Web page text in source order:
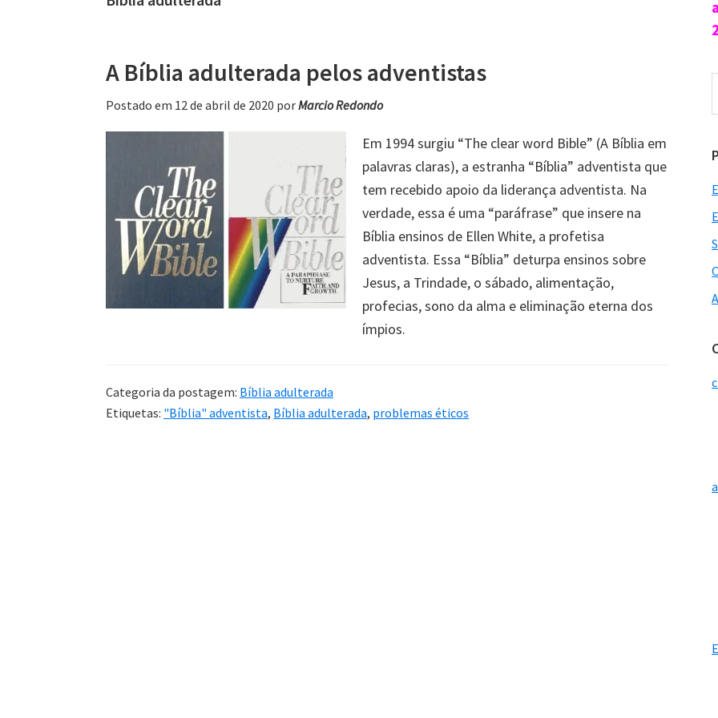
A Bíblia adulterada pelos adventistas
Postado em 12 de abril de 2020 porMarcio Redondo
Em 1994 surgiu “The clear word Bible” (A Bíblia em
palavras claras), a estranha “Bíblia” adventista que
tem recebido apoio da liderança adventista. Na
verdade, essa é uma “paráfrase” que insere na
Bíblia ensinos de Ellen White, a profetisa
adventista. Essa “Bíblia” deturpa ensinos sobre
Jesus, a Trindade, o sábado, alimentação,
profecias, sono da alma e eliminação eterna dos
ímpios.
Categoria da postagem: Bíblia adulterada
Etiquetas: "Bíblia" adventista, Bíblia adulterada, problemas éticos